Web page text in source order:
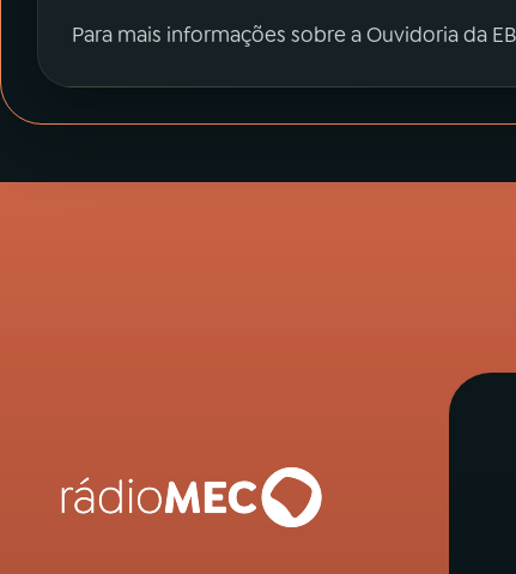
Para mais informações sobre a Ouvidoria da